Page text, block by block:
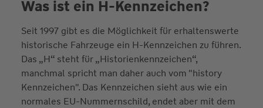
Was ist ein H-Kennzeichen?
Seit 1997 gibt es die Möglichkeit für erhaltenswerte
historische Fahrzeuge ein H-Kennzeichen zu führen.
Das „H“ steht für „Historienkennzeichen“,
manchmal spricht man daher auch vom "history
Kennzeichen". Das Kennzeichen sieht aus wie ein
normales EU-Nummernschild, endet aber mit dem